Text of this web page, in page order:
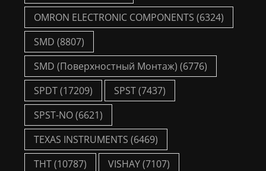
OMRON ELECTRONIC COMPONENTS (6324)
SMD (8807)
SMD (Поверхностный Монтаж) (6776)
SPDT(17209) SPST(7437)
SPST-NO(6621)
TEXAS INSTRUMENTS (6469)
THT(10787) VISHAY(7107)